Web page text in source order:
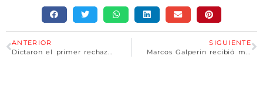
ANTERIOR
SIGUIENTE